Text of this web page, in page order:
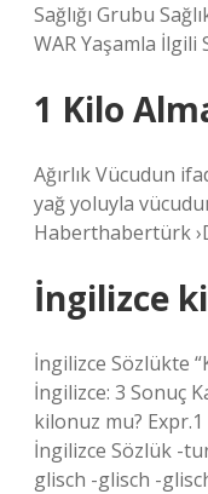
Sağlığı Grubu
WAR Yaşamla İlgili
1 Kilo
Ağırlık Vücudun
yağ yoluyla
Haberthabertürk
İngilizce
İngilizce Sözlükte
İngilizce: 3 Sonuç
kilonuz mu?
İngilizce Sözlük -
glisch -glisch -